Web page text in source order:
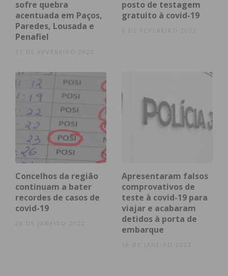
batizados) passam a ter limite máximo de 75%
da lotação.
a covid-19, com a
reabertura
Restaurantes, cafés e pastelarias sem limite
máximo de pessoas por grupo, quer no
interior quer em esplanadas;
Estabelecimentos e equipamentos sem limites
de lotação;
Espetáculos culturais sem limites de lotação
Eventos (nomeadamente casamentos e
batizados) deixam de ter limites de lotação;
Bares e discotecas reabrem atividade habitual
mediante apresentação de Certificado Digital
ou de um teste com resultado negativo.
sofre quebra
acentuada em Paços,
Paredes, Lousada e
Penafiel
posto de testagem
gratuito à covid-19
Concelhos da região
continuam a bater
recordes de casos de
covid-19
28 DE JANEIRO 2022
Apresentaram falsos
comprovativos de
teste à covid-19 para
viajar e acabaram
detidos à porta de
embarque
18 DE JANEIRO 2022